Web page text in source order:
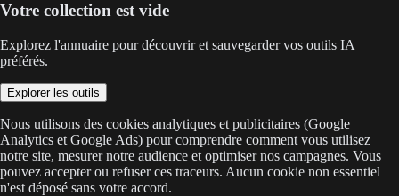
Votre collection est vide
Explorez l'annuaire pour découvrir et sauvegarder vos outils IA
préférés.
Explorer les outils
Nous utilisons des cookies analytiques et publicitaires (Google
Analytics et Google Ads) pour comprendre comment vous utilisez
notre site, mesurer notre audience et optimiser nos campagnes. Vous
pouvez accepter ou refuser ces traceurs. Aucun cookie non essentiel
n'est déposé sans votre accord.